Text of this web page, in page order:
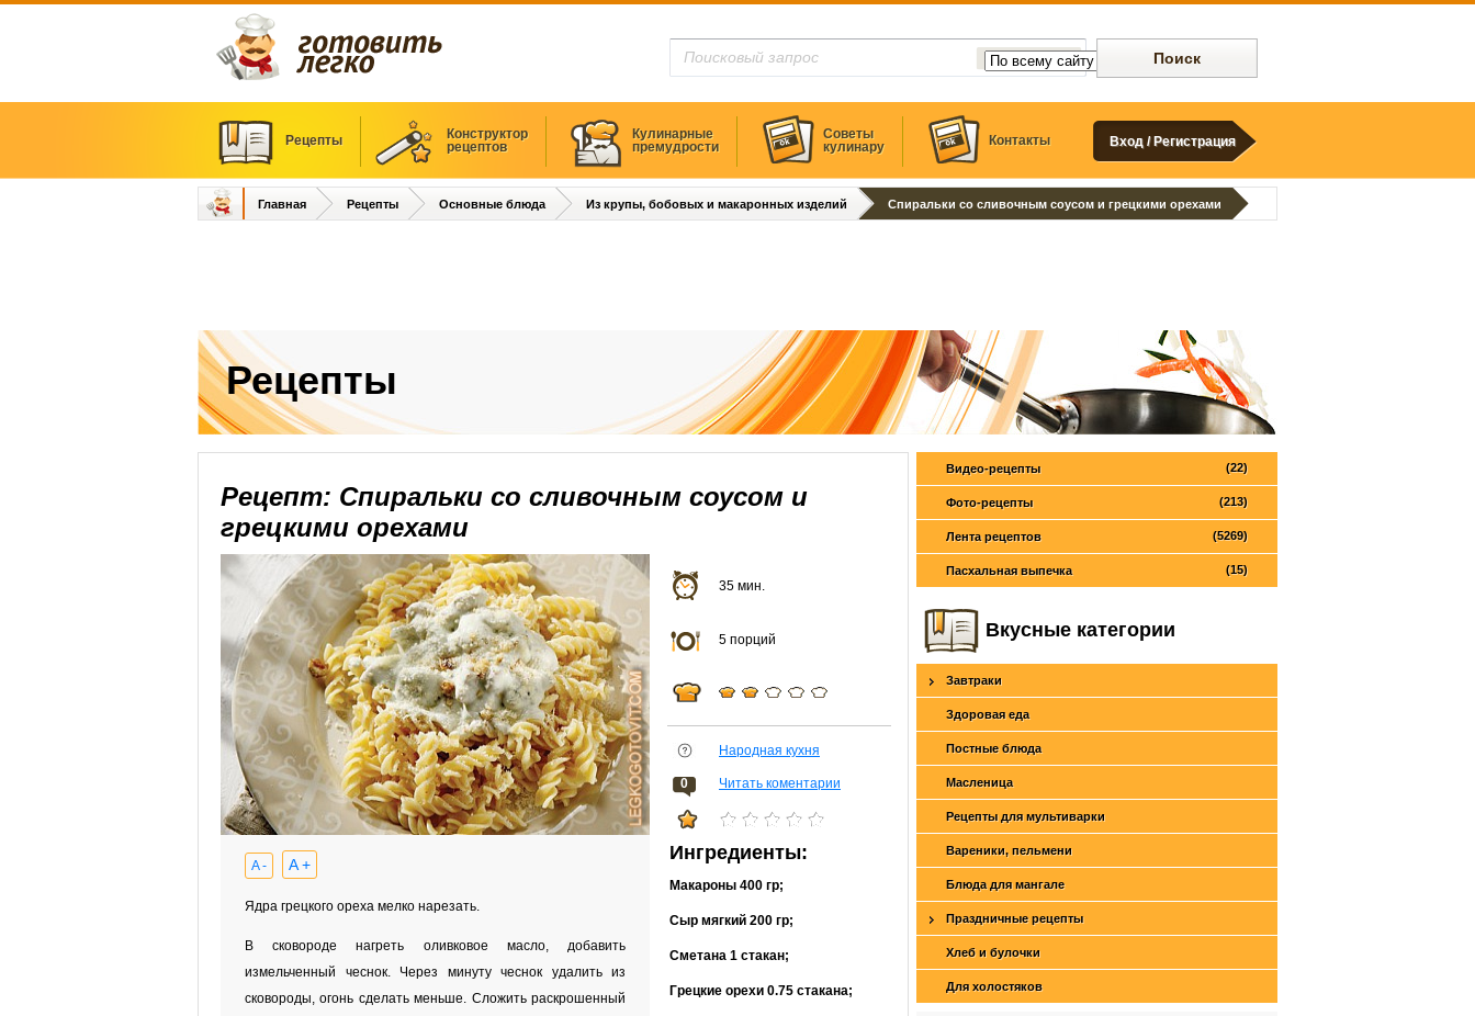
Рецепты
Конструктор
рецептов
Кулинарные
премудрости
Советы
кулинару
Контакты Вход / Регистрация
Главная Рецепты Основные блюда Из крупы, бобовых и макаронных изделий Спиральки со сливочным соусом и грецкими орехами
Рецепты
Рецепт: Спиральки со сливочным соусом и
грецкими орехами
A - A +
Ядра грецкого ореха мелко нарезать.
В сковороде нагреть оливковое масло, добавить
измельченный чеснок. Через минуту чеснок удалить из
сковороды, огонь сделать меньше. Сложить раскрошенный
35 мин.
5 порций
Народная кухня
0 Читать коментарии
Ингредиенты:
Макароны 400 гр;
Сыр мягкий 200 гр;
Сметана 1 стакан;
Грецкие орехи 0.75 стакана;
(22)
Видео-рецепты
(213)
Фото-рецепты
(5269)
Лента рецептов
(15)
Пасхальная выпечка
Вкусные категории
Завтраки
Здоровая еда
Постные блюда
Масленица
Рецепты для мультиварки
Вареники, пельмени
Блюда для мангале
Праздничные рецепты
Хлеб и булочки
Для холостяков